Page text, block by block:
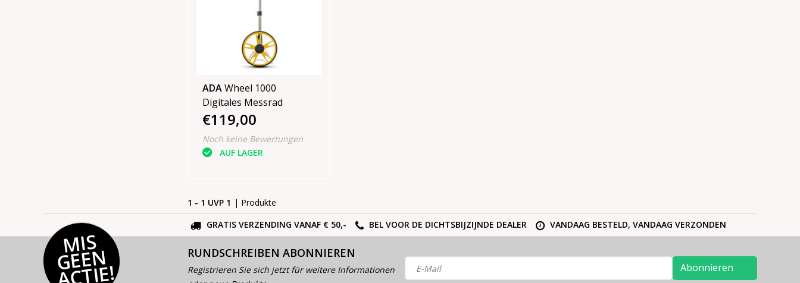
ADAWheel 1000
Digitales Messrad
€119,00
Noch keine Bewertungen
AUF LAGER
1 - 1 UVP 1 | Produkte
GRATIS VERZENDING VANAF € 50,-
BEL VOOR DE DICHTSBIJZIJNDE DEALER VANDAAG BESTELD, VANDAAG VERZONDEN
MI
S
G
E
E
N
A
C
TI
E!
RUNDSCHREIBEN ABONNIEREN
Registrieren Sie sich jetzt für weitere Informationen
Abonnieren